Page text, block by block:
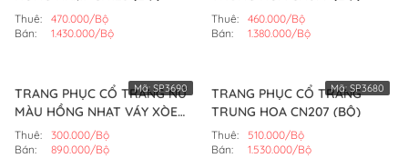
Thuê:
470.000/Bộ
Bán:
1.430.000/Bộ
Thuê:
460.000/Bộ
Bán:
1.380.000/Bộ
TRANG PHỤC CỔ TRANG NỮ
MÀU HỒNG NHẠT VÁY XÒE
(BỘ)
Thuê:
300.000/Bộ
Bán:
890.000/Bộ
Mã: SP3690
TRANG PHỤC CỔ TRANG
TRUNG HOA CN207 (BỘ)
Thuê:
510.000/Bộ
Bán:
1.530.000/Bộ
Mã: SP3680